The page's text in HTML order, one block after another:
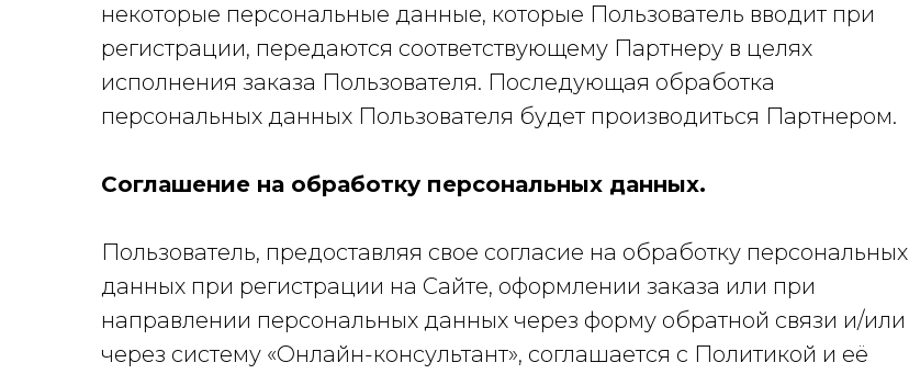
некоторые персональные данные, которые Пользователь вводит при
регистрации, передаются соответствующему Партнеру в целях
исполнения заказа Пользователя. Последующая обработка
персональных данных Пользователя будет производиться Партнером.
Соглашение на обработку персональных данных.
Пользователь, предоставляя свое согласие на обработку персональных
данных при регистрации на Сайте, оформлении заказа или при
направлении персональных данных через форму обратной связи и/или
через систему «Онлайн-консультант», соглашается с Политикой и её